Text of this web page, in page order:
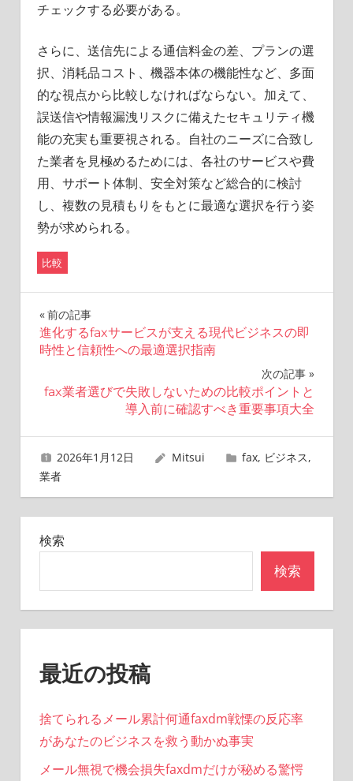
チェックする必要がある。
さらに、送信先による通信料金の差、プランの選
択、消耗品コスト、機器本体の機能性など、多面
的な視点から比較しなければならない。加えて、
誤送信や情報漏洩リスクに備えたセキュリティ機
能の充実も重要視される。自社のニーズに合致し
た業者を見極めるためには、各社のサービスや費
用、サポート体制、安全対策など総合的に検討
し、複数の見積もりをもとに最適な選択を行う姿
勢が求められる。
比較
投
稿
ナ
ゲ
ー
シ
ョ
前の記事
進化するfaxサービスが支える現代ビジネスの即
時性と信頼性への最適選択指南
次の記事
fax業者選びで失敗しないための比較ポイントと
導入前に確認すべき重要事項大全
2026年1月12日 Mitsui fax, ビジネス,
業者
検索
検索
最近の投稿
捨てられるメール累計何通faxdm戦慄の反応率
があなたのビジネスを救う動かぬ事実
メール無視で機会損失faxdmだけが秘める驚愕